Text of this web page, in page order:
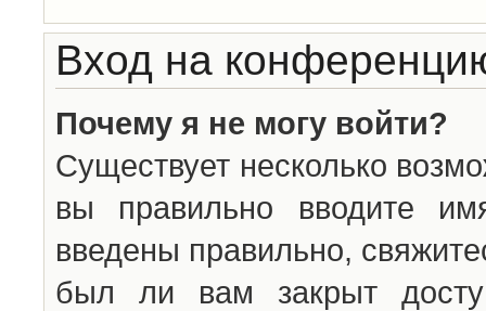
Вход на
Почему я не могу войти?
Существует несколько
вы правильно вводите
введены правильно,
был ли вам закрыт